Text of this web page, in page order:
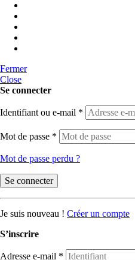
Fermer
Close
Se connecter
Identifiant ou e-mail *
Mot de passe *
Mot de passe perdu ?
Se connecter
Je suis nouveau ! Créer un compte
S’inscrire
Adresse e-mail *